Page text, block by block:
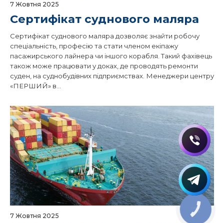
7 Жовтня 2025
Сертифікат суднового маляра
Сертифікат суднового маляра дозволяє знайти робочу
спеціальність, професію та стати членом екіпажу
пасажирського лайнера чи іншого корабля. Такий фахівець
також може працювати у доках, де проводять ремонти
суден, на суднобудівних підприємствах. Менеджери центру
«ПЕРШИЙ» в...
7 Жовтня 2025
КНОПКА
ЗВ'ЯЗКУ